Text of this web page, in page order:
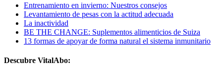
Entrenamiento en invierno: Nuestros consejos
Levantamiento de pesas con la actitud adecuada
La inactividad
BE THE CHANGE: Suplementos alimenticios de Suiza
13 formas de apoyar de forma natural el sistema inmunitario
Descubre VitalAbo: